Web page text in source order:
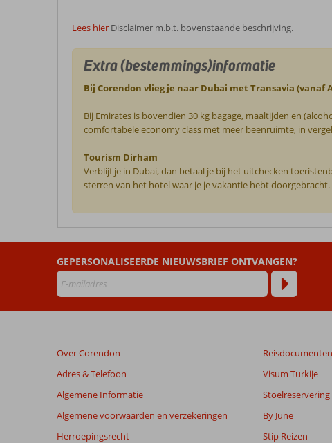
Lees hier Disclaimer m.b.t. bovenstaande beschrijving.
Extra (bestemmings)informatie
Bij Corendon vlieg je naar Dubai met Transavia
Bij Emirates is bovendien 30 kg bagage, maaltijden en
comfortabele economy class met meer beenruimte, in
Tourism Dirham
Verblijf je in Dubai, dan betaal je bij het uitchecken
sterren van het hotel waar je je vakantie hebt doorgebracht.
door
klanten
in
Jumeirah
Beoordelingen
die
GEPERSONALISEERDE NIEUWSBRIEF ONTVANGEN?
Over Corendon
Adres & Telefoon
Algemene Informatie
Algemene voorwaarden en verzekeringen
Herroepingsrecht
Visum Turkije
Stoelreservering
By June
Stip Reizen